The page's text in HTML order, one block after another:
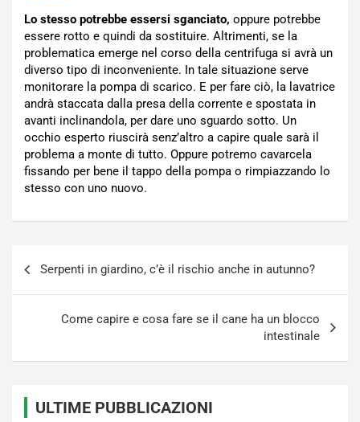
Lo stesso potrebbe essersi sganciato, oppure potrebbe
essere rotto e quindi da sostituire. Altrimenti, se la
problematica emerge nel corso della centrifuga si avrà un
diverso tipo di inconveniente. In tale situazione serve
monitorare la pompa di scarico. E per fare ciò, la lavatrice
andrà staccata dalla presa della corrente e spostata in
avanti inclinandola, per dare uno sguardo sotto. Un
occhio esperto riuscirà senz’altro a capire quale sarà il
problema a monte di tutto. Oppure potremo cavarcela
fissando per bene il tappo della pompa o rimpiazzando lo
stesso con uno nuovo.
articoli
Serpenti in giardino, c’è il rischio anche in autunno?
Come capire e cosa fare se il cane ha un blocco
intestinale
ULTIME PUBBLICAZIONI